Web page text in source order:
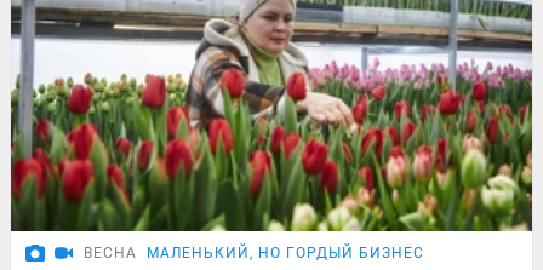
ВЕСНА МАЛЕНЬКИЙ, НО ГОРДЫЙ БИЗНЕС